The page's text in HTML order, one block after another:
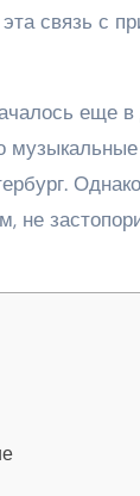
связь с
еще
не